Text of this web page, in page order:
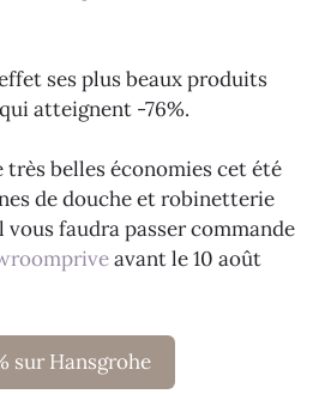
ses plus beaux produits
atteignent -76%.
belles économies cet été
de douche et robinetterie
vous faudra passer commande
avant le 10 août
sur Hansgrohe